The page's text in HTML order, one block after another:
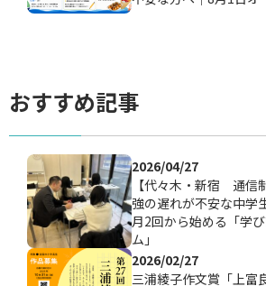
おすすめ記事
2026/04/27
【代々木・新宿 通信
強の遅れが不安な中学
月2回から始める「学
ム」
2026/02/27
三浦綾子作文賞「上富